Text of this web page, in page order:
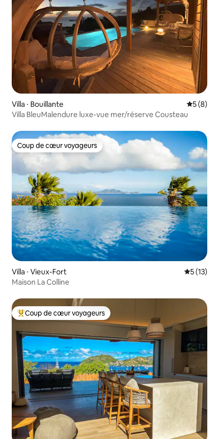
Villa ⋅ Bouillante
5 (8)
Villa BleuMalendure luxe-vue mer/réserve Cousteau
Coup de cœur voyageurs
Coup de cœur voyageurs
Villa ⋅ Vieux-Fort
5 (13)
Maison La Colline
Coups de cœur voyageurs les plus appréciés
Coup de cœur voyageurs